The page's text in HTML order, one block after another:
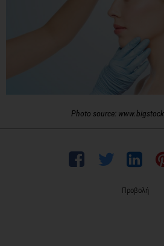
Photo source:
Προβολή